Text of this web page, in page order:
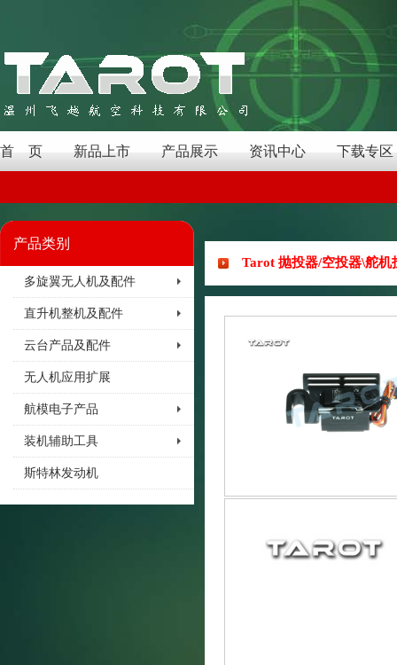
首 页 新品上市 产品展示 资讯中心 下载专区
产品类别
多旋翼无人机及配件
直升机整机及配件
云台产品及配件
无人机应用扩展
航模电子产品
装机辅助工具
斯特林发动机
Tarot 抛投器/空投器\舵